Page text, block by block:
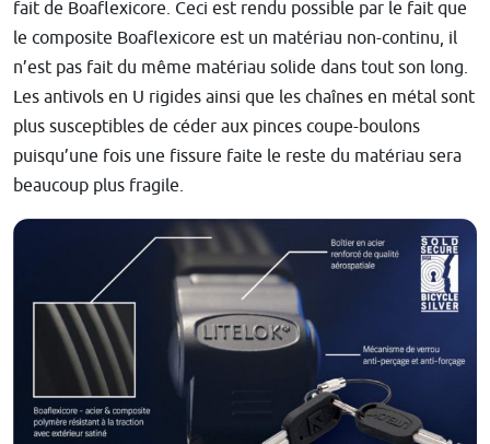
fait de Boaflexicore. Ceci est rendu possible par le fait que
le composite Boaflexicore est un matériau non-continu, il
n’est pas fait du même matériau solide dans tout son long.
Les antivols en U rigides ainsi que les chaînes en métal sont
plus susceptibles de céder aux pinces coupe-boulons
puisqu’une fois une fissure faite le reste du matériau sera
beaucoup plus fragile.